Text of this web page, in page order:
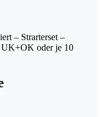
– Strarterset –
oder je 10